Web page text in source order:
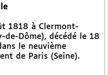
1818 à Clermont-
de-Dôme), décédé le 18
le neuvième
de Paris (Seine).